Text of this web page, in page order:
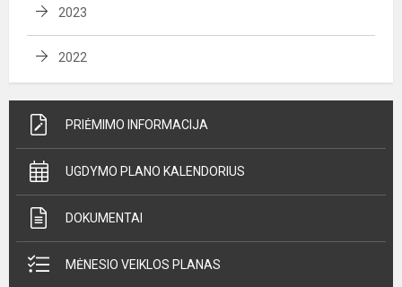
2023
2022
PRIĖMIMO INFORMACIJA
UGDYMO PLANO KALENDORIUS
DOKUMENTAI
MĖNESIO VEIKLOS PLANAS